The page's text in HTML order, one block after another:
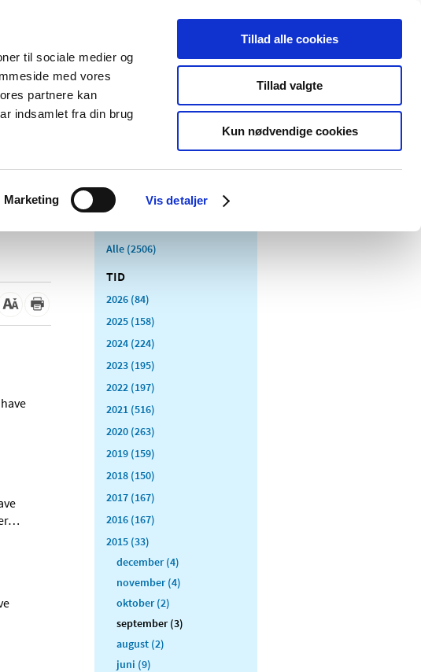
til sociale medier og
med vores
partnere kan
indsamlet fra din brug
Marketing Vis detaljer
Tillad alle cookies
Tillad valgte
Kun nødvendige cookies
Kontakt Udgivelser
Medicinsk
Særlige
produktområder
…
Alle (2506)
TID
2026 (84)
2025 (158)
2024 (224)
2023 (195)
2022 (197)
2021 (516)
2020 (263)
2019 (159)
2018 (150)
2017 (167)
2016 (167)
2015 (33)
december (4)
november (4)
oktober (2)
september (3)
august (2)
juni (9)